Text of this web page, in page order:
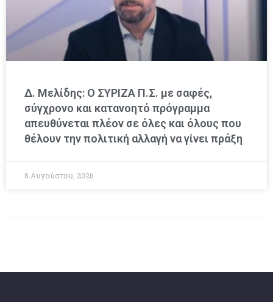
Δ. Μελίδης: Ο ΣΥΡΙΖΑ Π.Σ. με σαφές,
σύγχρονο και κατανοητό πρόγραμμα
απευθύνεται πλέον σε όλες και όλους που
θέλουν την πολιτική αλλαγή να γίνει πράξη
8 Αυγούστου, 2026